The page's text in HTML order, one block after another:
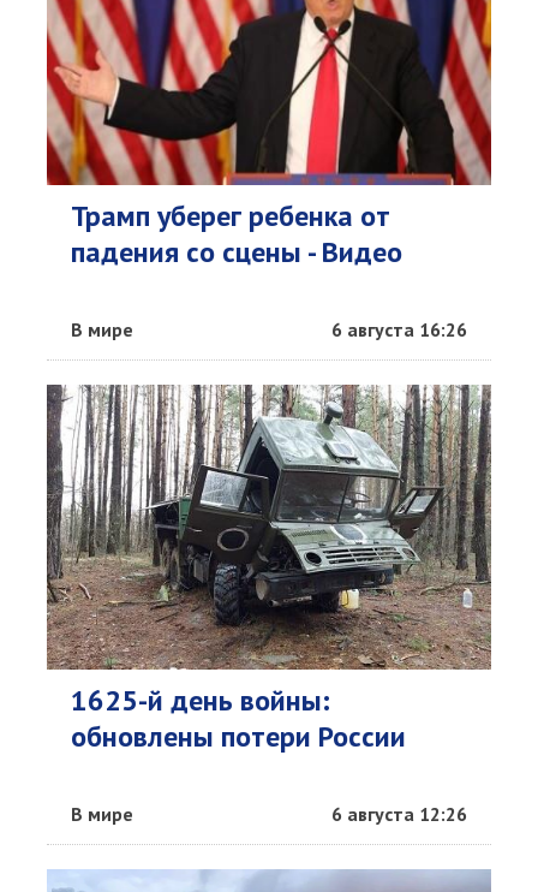
Трамп уберег ребенка от
падения со сцены - Видео
В мире 6 августа 16:26
1625-й день войны:
обновлены потери России
В мире 6 августа 12:26